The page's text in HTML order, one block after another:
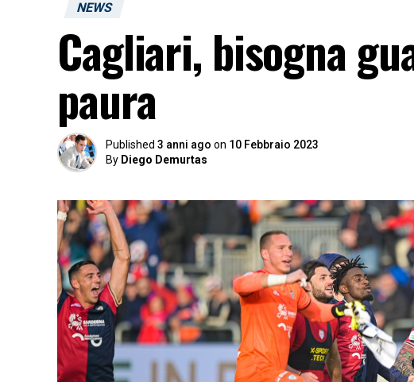
NEWS
Cagliari, bisogna
paura
Published 3 anni ago on 10 Febbraio 2023
By Diego Demurtas